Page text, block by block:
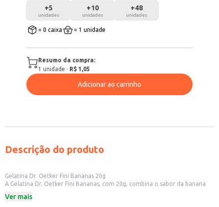
+5
unidades
+10
unidades
+48
unidades
= 0 caixa = 1 unidade
Resumo da compra:
1 unidade · R$ 1,05
Adicionar ao carrinho
Descrição do produto
Gelatina Dr. Oetker Fini Bananas 20g
A Gelatina Dr. Oetker Fini Bananas, com 20g, combina o sabor da banana
uma sobremesa rápida e saborosa, a gelatina é uma opção versátil para
Ver mais